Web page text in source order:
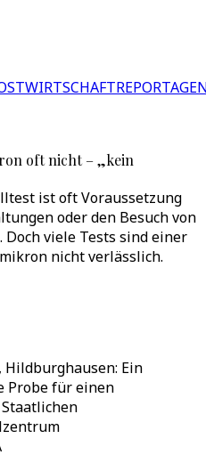
WIRTSCHAFT
oft nicht – „kein
ist oft Voraussetzung
oder den Besuch von
viele Tests sind einer
nicht verlässlich.
Hildburghausen: Ein
Probe für einen